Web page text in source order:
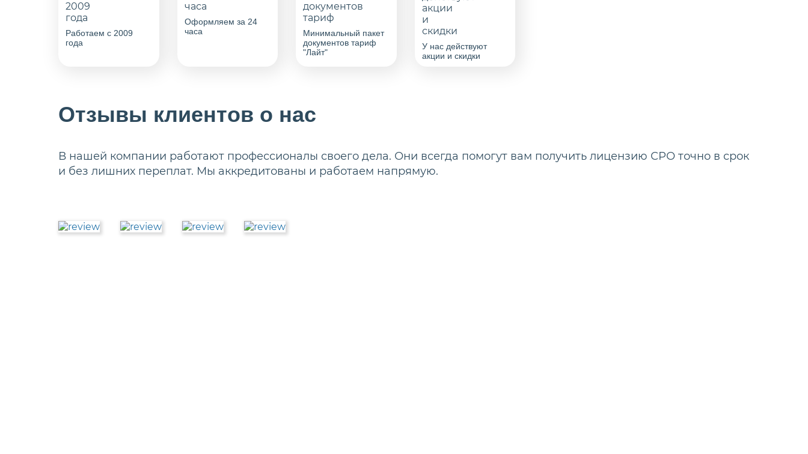
Работаем с 2009
года
Оформляем за 24
часа
Минимальный пакет
документов тариф
"Лайт"
У нас действуют
акции и скидки
Отзывы клиентов о нас
В нашей компании работают профессионалы своего дела. Они всегда помогут вам получить лицензию СРО точно в срок
и без лишних переплат. Мы аккредитованы и работаем напрямую.